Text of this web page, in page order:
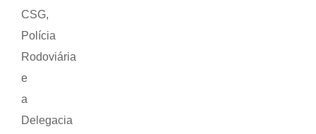
CSG,
Polícia
Rodoviária
e
a
Delegacia